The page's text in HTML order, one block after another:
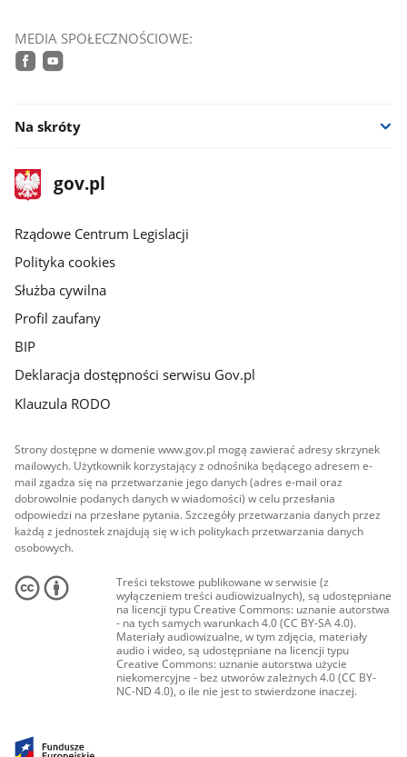
MEDIA SPOŁECZNOŚCIOWE:
Na skróty
stopka
gov.plStrona
gov.pl
Rządowe Centrum Legislacji
Polityka cookies
Służba cywilna
Profil zaufany
BIP
Deklaracja dostępności serwisu Gov.pl
Klauzula RODO
Strony dostępne w domenie www.gov.pl mogą zawierać adresy skrzynek
mailowych. Użytkownik korzystający z odnośnika będącego adresem e-
mail zgadza się na przetwarzanie jego danych (adres e-mail oraz
dobrowolnie podanych danych w wiadomości) w celu przesłania
odpowiedzi na przesłane pytania. Szczegóły przetwarzania danych przez
każdą z jednostek znajdują się w ich politykach przetwarzania danych
osobowych.
Treści tekstowe publikowane w serwisie (z
wyłączeniem treści audiowizualnych), są udostępniane
na licencji typu Creative Commons: uznanie autorstwa
- na tych samych warunkach 4.0 (CC BY-SA 4.0).
Materiały audiowizualne, w tym zdjęcia, materiały
audio i wideo, są udostępniane na licencji typu
Creative Commons: uznanie autorstwa użycie
niekomercyjne - bez utworów zależnych 4.0 (CC BY-
NC-ND 4.0), o ile nie jest to stwierdzone inaczej.